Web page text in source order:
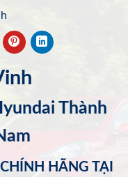
Thành
HÃNG TẠI